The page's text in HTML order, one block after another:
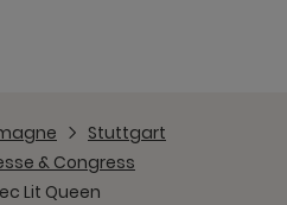
Stuttgart
& Congress
Lit Queen